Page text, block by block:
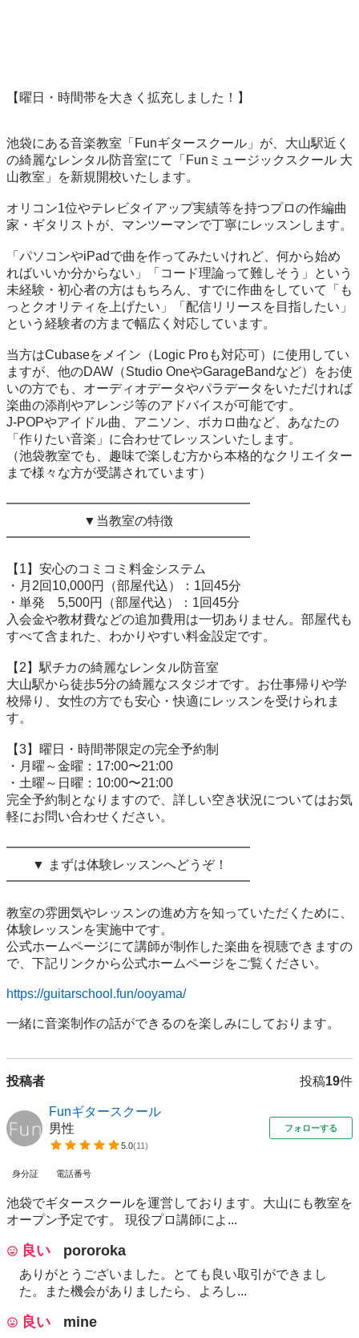
【曜日・時間帯を大きく拡充しました！】
池袋にある音楽教室「Funギタースクール」が、大山駅近く
の綺麗なレンタル防音室にて「Funミュージックスクール 大
山教室」を新規開校いたします。
オリコン1位やテレビタイアップ実績等を持つプロの作編曲
家・ギタリストが、マンツーマンで丁寧にレッスンします。
「パソコンやiPadで曲を作ってみたいけれど、何から始め
ればいいか分からない」「コード理論って難しそう」という
未経験・初心者の方はもちろん、すでに作曲をしていて「も
っとクオリティを上げたい」「配信リリースを目指したい」
という経験者の方まで幅広く対応しています。
当方はCubaseをメイン（Logic Proも対応可）に使用してい
ますが、他のDAW（Studio OneやGarageBandなど）をお使
いの方でも、オーディオデータやパラデータをいただければ
楽曲の添削やアレンジ等のアドバイスが可能です。
J-POPやアイドル曲、アニソン、ボカロ曲など、あなたの
「作りたい音楽」に合わせてレッスンいたします。
（池袋教室でも、趣味で楽しむ方から本格的なクリエイター
まで様々な方が受講されています）
━━━━━━━━━━━━━━━━━━━
▼当教室の特徴
━━━━━━━━━━━━━━━━━━━
【1】安心のコミコミ料金システム
・月2回10,000円（部屋代込）：1回45分
・単発　5,500円（部屋代込）：1回45分
入会金や教材費などの追加費用は一切ありません。部屋代も
すべて含まれた、わかりやすい料金設定です。
【2】駅チカの綺麗なレンタル防音室
大山駅から徒歩5分の綺麗なスタジオです。お仕事帰りや学
校帰り、女性の方でも安心・快適にレッスンを受けられま
す。
【3】曜日・時間帯限定の完全予約制
・月曜～金曜：17:00〜21:00
・土曜～日曜：10:00〜21:00
完全予約制となりますので、詳しい空き状況についてはお気
軽にお問い合わせください。
━━━━━━━━━━━━━━━━━━━
▼ まずは体験レッスンへどうぞ！
━━━━━━━━━━━━━━━━━━━
教室の雰囲気やレッスンの進め方を知っていただくために、
体験レッスンを実施中です。
公式ホームページにて講師が制作した楽曲を視聴できますの
で、下記リンクから公式ホームページをご覧ください。
https://guitarschool.fun/ooyama/
一緒に音楽制作の話ができるのを楽しみにしております。
投稿者 投稿19件
Funギタースクール
男性
5.0(11)
フォローする
身分証 電話番号
池袋でギタースクールを運営しております。大山にも教室を
オープン予定です。 現役プロ講師によ...
良い pororoka
ありがとうございました。とても良い取引ができまし
た。また機会がありましたら、よろし...
良い mine